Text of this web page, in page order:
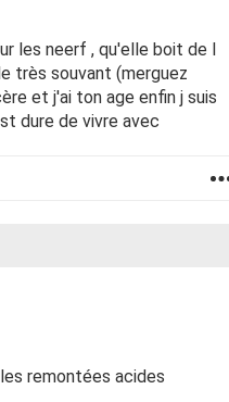
les neerf , qu'elle boit de l
très souvant (merguez
et j'ai ton age enfin j suis
dure de vivre avec
remontées acides